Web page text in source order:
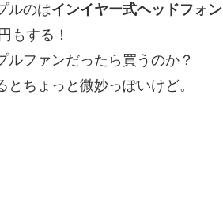
ルのはインイヤー式ヘッドフォン
もする！
ファンだったら買うのか？
ちょっと微妙っぽいけど。